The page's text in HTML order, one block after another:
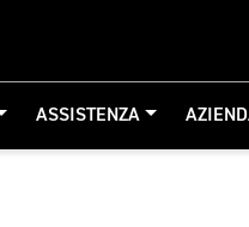
ASSISTENZA